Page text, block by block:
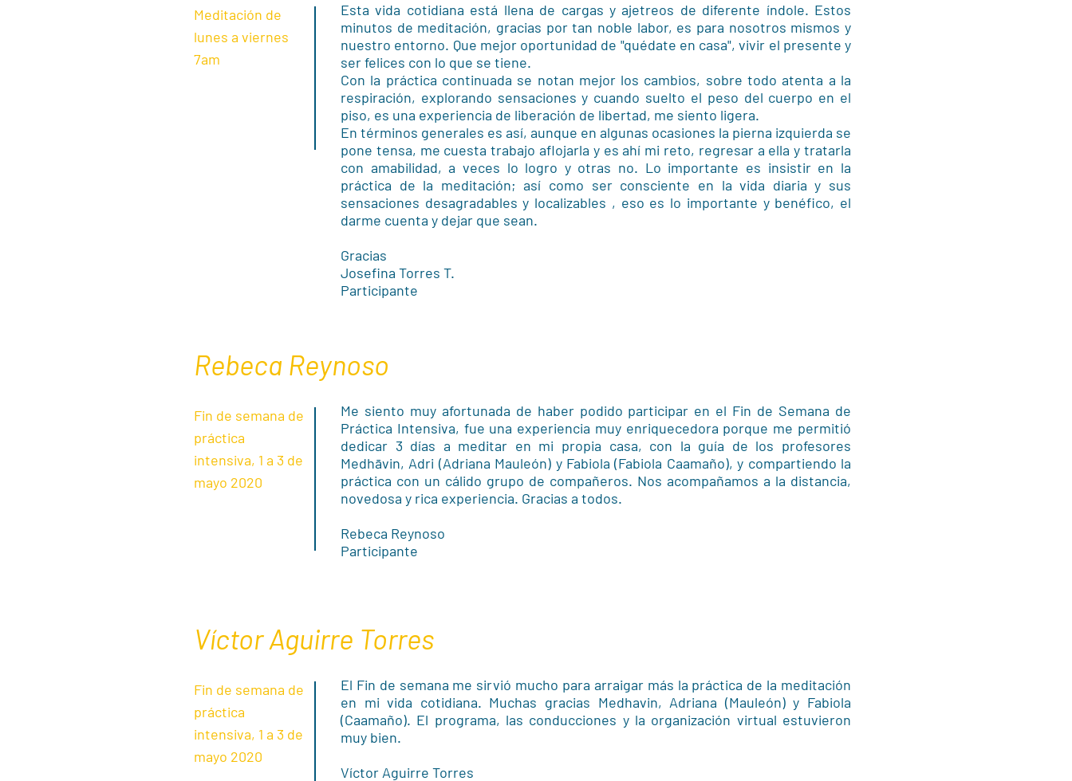
Meditación de
lunes a viernes
7am
Esta vida cotidiana está llena de cargas y ajetreos de diferente índole. Estos
minutos de meditación, gracias por tan noble labor, es para nosotros mismos y
nuestro entorno. Que mejor oportunidad de "quédate en casa", vivir el presente y
ser felices con lo que se tiene.
Con la práctica continuada se notan mejor los cambios, sobre todo atenta a la
respiración, explorando sensaciones y cuando suelto el peso del cuerpo en el
piso, es una experiencia de liberación de libertad, me siento ligera.
En términos generales es así, aunque en algunas ocasiones la pierna izquierda se
pone tensa, me cuesta trabajo aflojarla y es ahí mi reto, regresar a ella y tratarla
con amabilidad, a veces lo logro y otras no. Lo importante es insistir en la
práctica de la meditación; así como ser consciente en la vida diaria y sus
sensaciones desagradables y localizables , eso es lo importante y benéfico, el
darme cuenta y dejar que sean.
Gracias
Josefina Torres T.
Participante
Rebeca Reynoso
Fin de semana de
práctica
intensiva, 1 a 3 de
mayo 2020
Me siento muy afortunada de haber podido participar en el Fin de Semana de
Práctica Intensiva, fue una experiencia muy enriquecedora porque me permitió
dedicar 3 días a meditar en mi propia casa, con la guía de los profesores
Medhāvin, Adri (Adriana Mauleón) y Fabiola (Fabiola Caamaño), y compartiendo la
práctica con un cálido grupo de compañeros. Nos acompañamos a la distancia,
novedosa y rica experiencia. Gracias a todos.
Rebeca Reynoso
Participante
Víctor Aguirre Torres
Fin de semana de
práctica
intensiva, 1 a 3 de
mayo 2020
El Fin de semana me sirvió mucho para arraigar más la práctica de la meditación
en mi vida cotidiana. Muchas gracias Medhavin, Adriana (Mauleón) y Fabiola
(Caamaño). El programa, las conducciones y la organización virtual estuvieron
muy bien.
Víctor Aguirre Torres